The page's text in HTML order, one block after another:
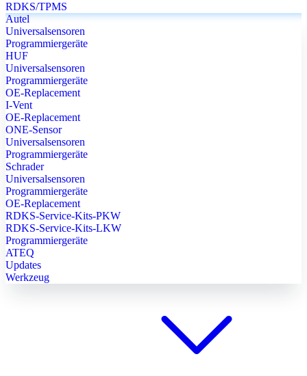
RDKS/TPMS
Autel
Universalsensoren
Programmiergeräte
HUF
Universalsensoren
Programmiergeräte
OE-Replacement
I-Vent
OE-Replacement
ONE-Sensor
Universalsensoren
Programmiergeräte
Schrader
Universalsensoren
Programmiergeräte
OE-Replacement
RDKS-Service-Kits-PKW
RDKS-Service-Kits-LKW
Programmiergeräte
ATEQ
Updates
Werkzeug